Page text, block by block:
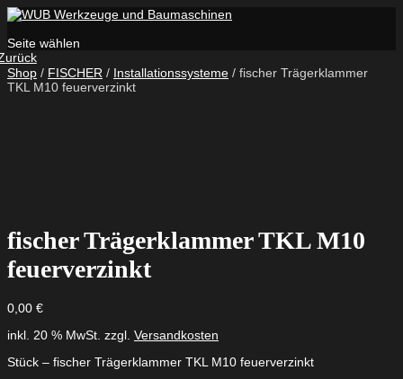
Seite wählen
Shop / FISCHER / Installationssysteme / fischer Trägerklammer
TKL M10 feuerverzinkt
fischer Trägerklammer TKL M10
feuerverzinkt
0,00 €
inkl. 20 % MwSt. zzgl. Versandkosten
Stück – fischer Trägerklammer TKL M10 feuerverzinkt